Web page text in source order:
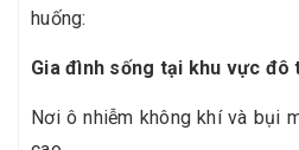
huống:
Gia đình sống tại khu vực đô
Nơi ô nhiễm không khí và bụi